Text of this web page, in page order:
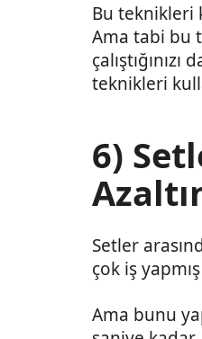
Bu teknikleri
Ama tabi bu
teknikleri
6)
Setler
çok iş
Ama bunu